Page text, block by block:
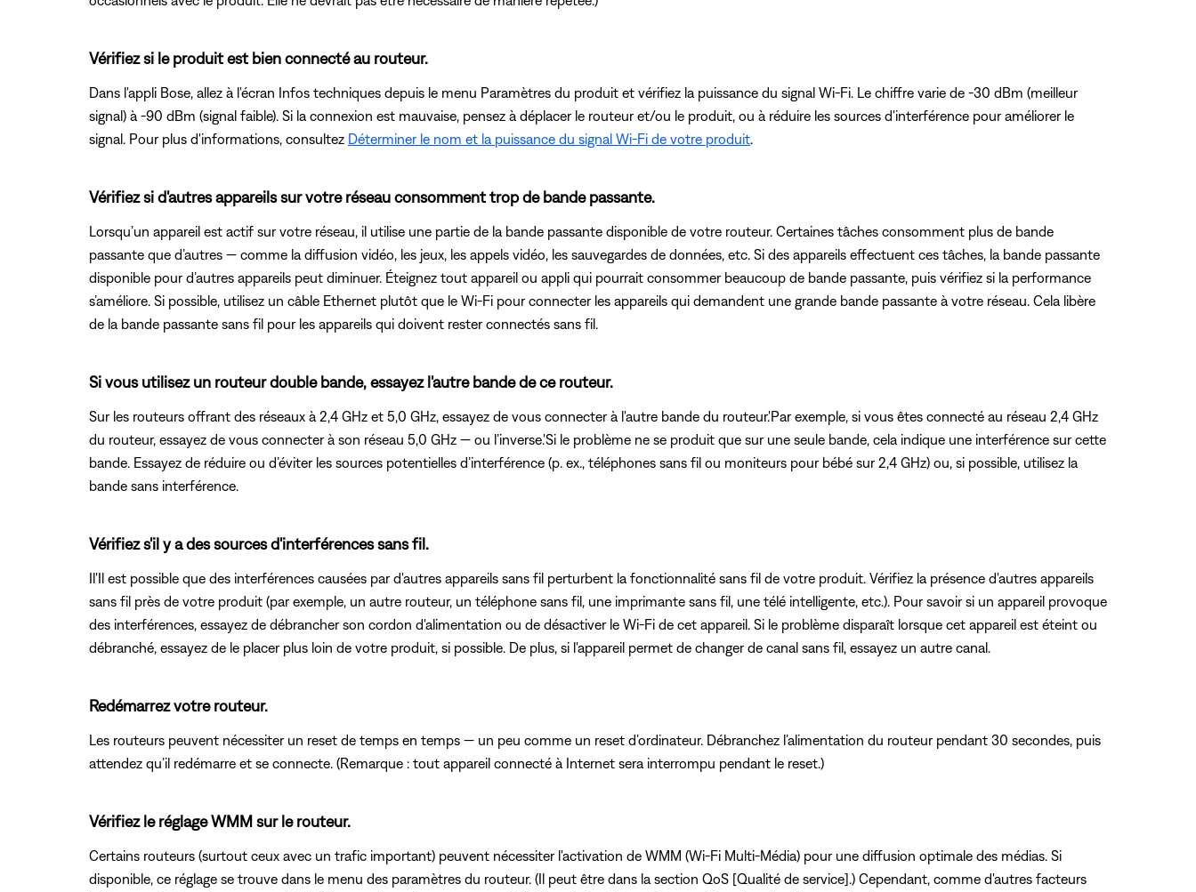
Vérifiez si le produit est bien connecté au routeur.
Dans l'appli Bose, allez à l'écran Infos techniques depuis le menu Paramètres du produit et vérifiez la puissance du signal Wi-Fi. Le chiffre varie de -30 dBm (meilleur
signal) à -90 dBm (signal faible). Si la connexion est mauvaise, pensez à déplacer le routeur et/ou le produit, ou à réduire les sources d'interférence pour améliorer le
signal. Pour plus d'informations, consultez Déterminer le nom et la puissance du signal Wi-Fi de votre produit
Vérifiez si d'autres appareils sur votre réseau consomment trop de bande passante.
Lorsqu’un appareil est actif sur votre réseau, il utilise une partie de la bande passante disponible de votre routeur. Certaines tâches consomment plus de bande
passante que d’autres — comme la diffusion vidéo, les jeux, les appels vidéo, les sauvegardes de données, etc. Si des appareils effectuent ces tâches, la bande passante
disponible pour d’autres appareils peut diminuer. Éteignez tout appareil ou appli qui pourrait consommer beaucoup de bande passante, puis vérifiez si la performance
s’améliore. Si possible, utilisez un câble Ethernet plutôt que le Wi-Fi pour connecter les appareils qui demandent une grande bande passante à votre réseau. Cela libère
de la bande passante sans fil pour les appareils qui doivent rester connectés sans fil.
Si vous utilisez un routeur double bande, essayez l'autre bande de ce routeur.
Sur les routeurs offrant des réseaux à 2,4 GHz et 5,0 GHz, essayez de vous connecter à l'autre bande du routeur.'Par exemple, si vous êtes connecté au réseau 2,4 GHz
du routeur, essayez de vous connecter à son réseau 5,0 GHz — ou l’inverse.'Si le problème ne se produit que sur une seule bande, cela indique une interférence sur cette
bande. Essayez de réduire ou d’éviter les sources potentielles d’interférence (p. ex., téléphones sans fil ou moniteurs pour bébé sur 2,4 GHz) ou, si possible, utilisez la
bande sans interférence.
Vérifiez s'il y a des sources d'interférences sans fil.
Il'Il est possible que des interférences causées par d'autres appareils sans fil perturbent la fonctionnalité sans fil de votre produit. Vérifiez la présence d'autres appareils
sans fil près de votre produit (par exemple, un autre routeur, un téléphone sans fil, une imprimante sans fil, une télé intelligente, etc.). Pour savoir si un appareil provoque
des interférences, essayez de débrancher son cordon d'alimentation ou de désactiver le Wi-Fi de cet appareil. Si le problème disparaît lorsque cet appareil est éteint ou
débranché, essayez de le placer plus loin de votre produit, si possible. De plus, si l'appareil permet de changer de canal sans fil, essayez un autre canal.
Redémarrez votre routeur.
Les routeurs peuvent nécessiter un reset de temps en temps — un peu comme un reset d’ordinateur. Débranchez l’alimentation du routeur pendant 30 secondes, puis
attendez qu’il redémarre et se connecte. (Remarque : tout appareil connecté à Internet sera interrompu pendant le reset.)
Vérifiez le réglage WMM sur le routeur.
Certains routeurs (surtout ceux avec un trafic important) peuvent nécessiter l'activation de WMM (Wi-Fi Multi-Média) pour une diffusion optimale des médias. Si
disponible, ce réglage se trouve dans le menu des paramètres du routeur. (Il peut être dans la section QoS [Qualité de service].) Cependant, comme d'autres facteurs